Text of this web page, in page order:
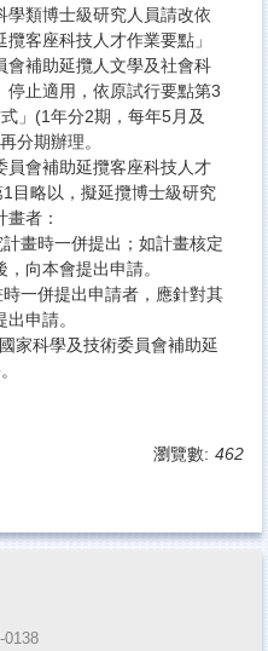
學類博士級研究人員請改依
攬客座科技人才作業要點」
會補助延攬人文學及社會科
停止適用，依原試行要點第3
」(1年分2期，每年5月及
分期辦理。
員會補助延攬客座科技人才
目略以，擬延攬博士級研究
者：
畫時一併提出；如計畫核定
向本會提出申請。
一併提出申請者，應針對其
申請。
家科學及技術委員會補助延
瀏覽數: 462
0138